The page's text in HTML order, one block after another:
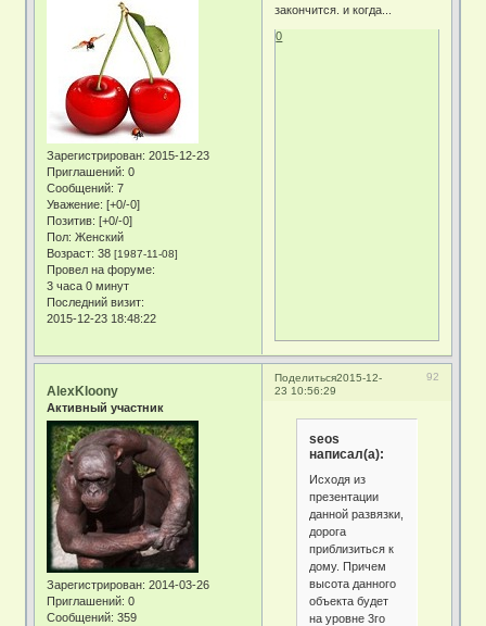
Зарегистрирован: 2015-12-23
Приглашений: 0
Сообщений: 7
Уважение: [+0/-0]
Позитив: [+0/-0]
Пол: Женский
Возраст: 38[1987-11-08]
Провел на форуме:
3 часа 0 минут
Последний визит:
2015-12-23 18:48:22
закончится. и когда...
0
Поделиться 92
2015-12-
23 10:56:29
AlexKloony
Активный участник
Зарегистрирован: 2014-03-26
Приглашений: 0
Сообщений: 359
seos
написал(а):
Исходя из
презентации
данной развязки,
дорога
приблизиться к
дому. Причем
высота данного
объекта будет
на уровне 3го